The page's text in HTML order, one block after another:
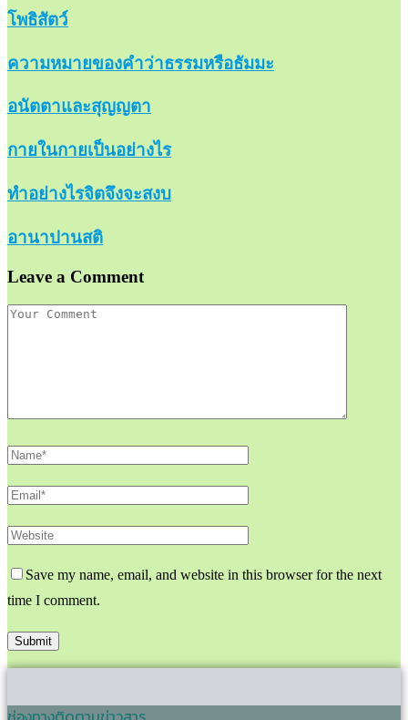
โพธิสัตว์
ความหมายของคำว่าธรรมหรือธัมมะ
อนัตตาและสุญญตา
กายในกายเป็นอย่างไร
ทำอย่างไรจิตจึงจะสงบ
อานาปานสติ
Leave a Comment
Save my name, email, and website in this browser for the next
time I comment.